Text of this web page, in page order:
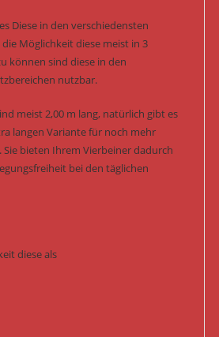
Diese in den verschiedensten
Möglichkeit diese meist in 3
können sind diese in den
nutzbar.
meist 2,00 m lang, natürlich gibt es
langen Variante für noch mehr
bieten Ihrem Vierbeiner dadurch
bei den täglichen
diese als